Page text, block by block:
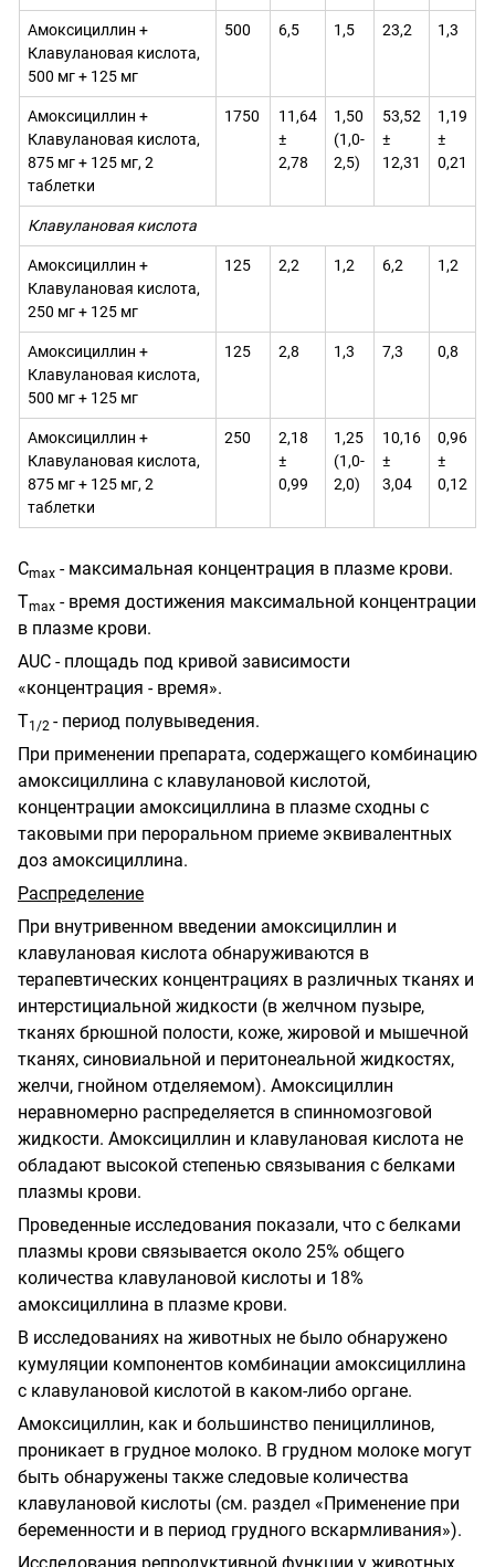
Амоксициллин +
Клавулановая кислота,
500 мг + 125 мг
500 6,5 1,5 23,2 1,3
Амоксициллин +
Клавулановая кислота,
875 мг + 125 мг, 2
таблетки
1750
11,64
±
2,78
1,50
(1,0-
2,5)
53,52
±
12,31
1,19
±
0,21
Клавулановая кислота
Амоксициллин +
Клавулановая кислота,
250 мг + 125 мг
125 2,2 1,2 6,2 1,2
Амоксициллин +
Клавулановая кислота,
500 мг + 125 мг
125 2,8 1,3 7,3 0,8
Амоксициллин +
Клавулановая кислота,
875 мг + 125 мг, 2
таблетки
250
2,18
±
0,99
1,25
(1,0-
2,0)
10,16
±
3,04
0,96
±
0,12
Сmах - максимальная концентрация в плазме крови.
Тmах - время достижения максимальной концентрации
в плазме крови.
AUC - площадь под кривой зависимости
«концентрация - время».
Т1/2 - период полувыведения.
При применении препарата, содержащего комбинацию
амоксициллина с клавулановой кислотой,
концентрации амоксициллина в плазме сходны с
таковыми при пероральном приеме эквивалентных
доз амоксициллина.
Распределение
При внутривенном введении амоксициллин и
клавулановая кислота обнаруживаются в
терапевтических концентрациях в различных тканях и
интерстициальной жидкости (в желчном пузыре,
тканях брюшной полости, коже, жировой и мышечной
тканях, синовиальной и перитонеальной жидкостях,
желчи, гнойном отделяемом). Амоксициллин
неравномерно распределяется в спинномозговой
жидкости. Амоксициллин и клавулановая кислота не
обладают высокой степенью связывания с белками
плазмы крови.
Проведенные исследования показали, что с белками
плазмы крови связывается около 25% общего
количества клавулановой кислоты и 18%
амоксициллина в плазме крови.
В исследованиях на животных не было обнаружено
кумуляции компонентов комбинации амоксициллина
с клавулановой кислотой в каком-либо органе.
Амоксициллин, как и большинство пенициллинов,
проникает в грудное молоко. В грудном молоке могут
быть обнаружены также следовые количества
клавулановой кислоты (см. раздел «Применение при
беременности и в период грудного вскармливания»).